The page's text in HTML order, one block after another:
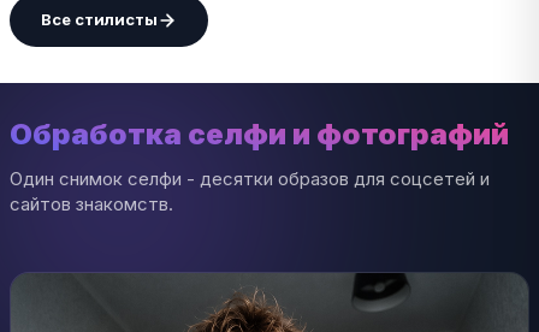
Все стилисты
Обработка селфи и фотографий
Один снимок селфи - десятки образов для соцсетей и
сайтов знакомств.